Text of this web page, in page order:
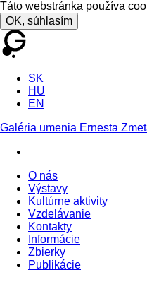
Táto webstránka používa
OK, súhlasím
SK
HU
EN
Galéria umenia Ernesta
O nás
Výstavy
Kultúrne aktivity
Vzdelávanie
Kontakty
Informácie
Zbierky
Publikácie